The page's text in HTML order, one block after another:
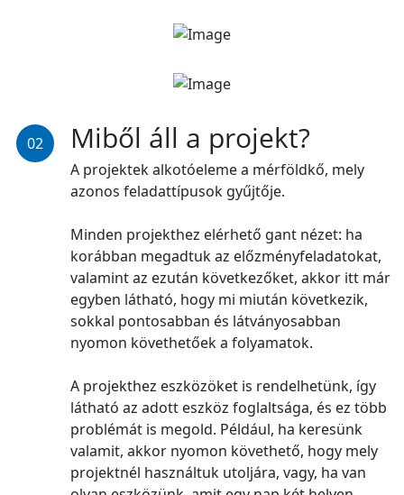
02 Miből áll a projekt?
A projektek alkotóeleme a mérföldkő, mely
azonos feladattípusok gyűjtője.
Minden projekthez elérhető gant nézet: ha
korábban megadtuk az előzményfeladatokat,
valamint az ezután következőket, akkor itt már
egyben látható, hogy mi miután következik,
sokkal pontosabban és látványosabban
nyomon követhetőek a folyamatok.
A projekthez eszközöket is rendelhetünk, így
látható az adott eszköz foglaltsága, és ez több
problémát is megold. Például, ha keresünk
valamit, akkor nyomon követhető, hogy mely
projektnél használtuk utoljára, vagy, ha van